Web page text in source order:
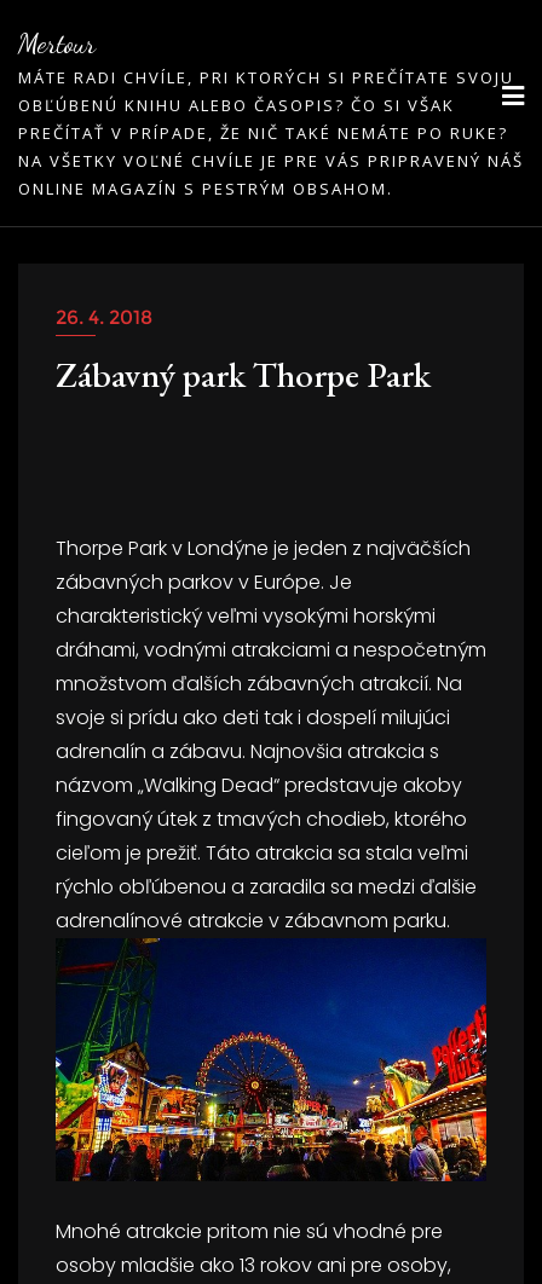
to
content
Mertour
MÁTE RADI CHVÍLE, PRI KTORÝCH SI PREČÍTATE SVOJU
OBĽÚBENÚ KNIHU ALEBO ČASOPIS? ČO SI VŠAK
PREČÍTAŤ V PRÍPADE, ŽE NIČ TAKÉ NEMÁTE PO RUKE?
NA VŠETKY VOĽNÉ CHVÍLE JE PRE VÁS PRIPRAVENÝ NÁŠ
ONLINE MAGAZÍN S PESTRÝM OBSAHOM.
26. 4. 2018
Zábavný park Thorpe Park
Thorpe Park v Londýne je jeden z najväčších
zábavných parkov v Európe. Je
charakteristický veľmi vysokými horskými
dráhami, vodnými atrakciami a nespočetným
množstvom ďalších zábavných atrakcií. Na
svoje si prídu ako deti tak i dospelí milujúci
adrenalín a zábavu. Najnovšia atrakcia s
názvom „Walking Dead“ predstavuje akoby
fingovaný útek z tmavých chodieb, ktorého
cieľom je prežiť. Táto atrakcia sa stala veľmi
rýchlo obľúbenou a zaradila sa medzi ďalšie
adrenalínové atrakcie v zábavnom parku.
Mnohé atrakcie pritom nie sú vhodné pre
osoby mladšie ako 13 rokov ani pre osoby,